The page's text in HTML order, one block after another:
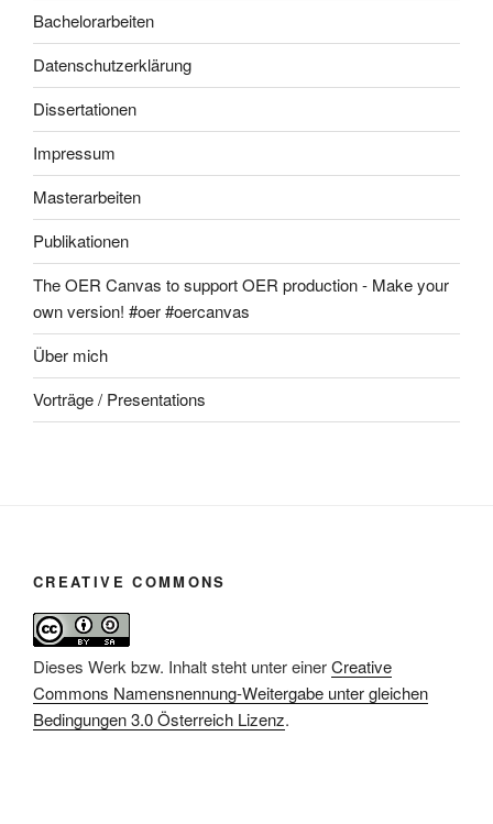
Bachelorarbeiten
Datenschutzerklärung
Dissertationen
Impressum
Masterarbeiten
Publikationen
The OER Canvas to support OER production - Make your
own version! #oer #oercanvas
Über mich
Vorträge / Presentations
CREATIVE COMMONS
Dieses Werk bzw. Inhalt steht unter einerCreative
Commons Namensnennung-Weitergabe unter gleichen
Bedingungen 3.0 Österreich Lizenz.